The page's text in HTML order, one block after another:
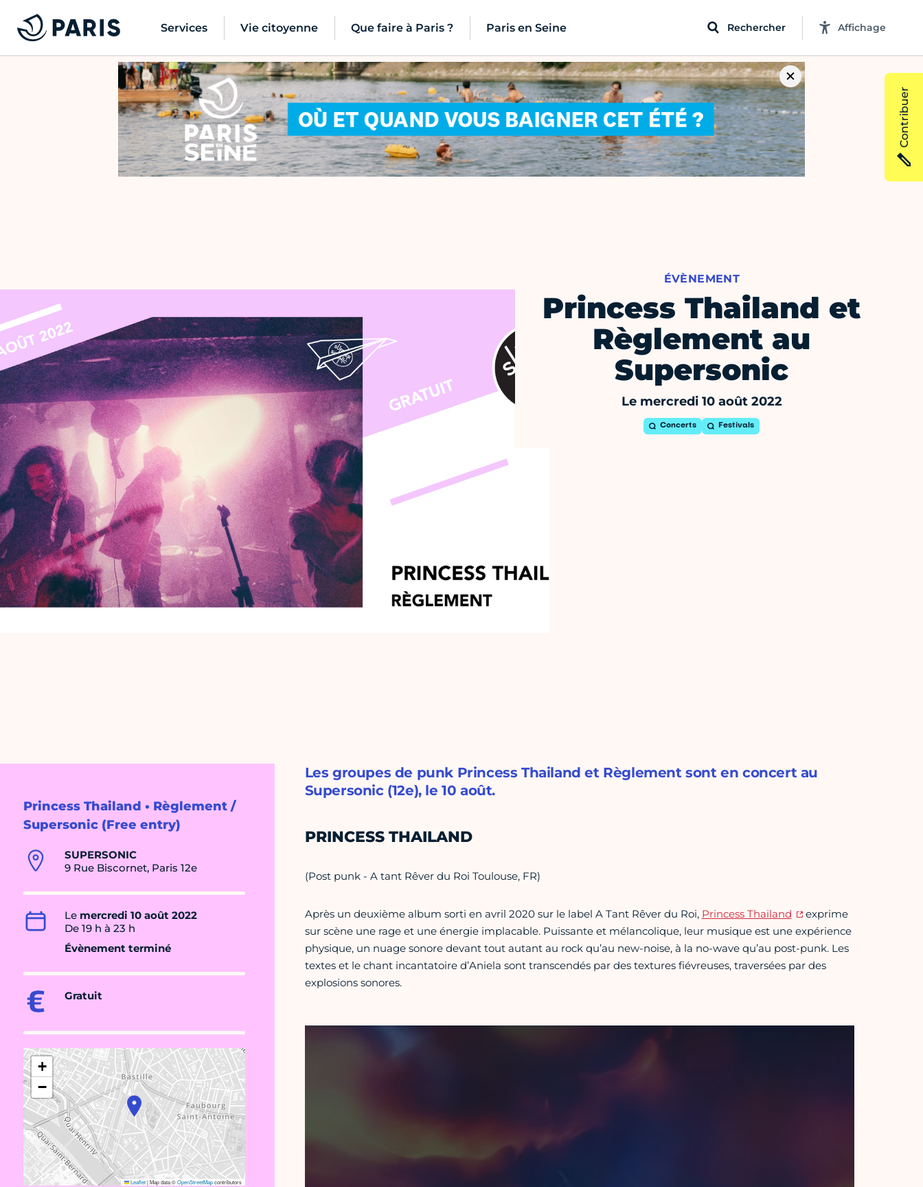
Services Vie citoyenne Que faire à Paris ? Paris en Seine Rechercher Affichage
ÉVÈNEMENT
Princess Thailand et
Règlement au
Supersonic
Le mercredi 10 août 2022
Concerts Festivals
Princess Thailand • Règlement /
Supersonic (Free entry)
SUPERSONIC
9 Rue Biscornet, Paris 12e
Le mercredi 10 août 2022
De 19 h à 23 h
Évènement terminé
Gratuit
+
−
Leaflet|Map data ©OpenStreetMapcontributors
Les groupes de punk Princess Thailand et Règlement sont en concert au
Supersonic (12e), le 10 août.
PRINCESS THAILAND
(Post punk - A tant Rêver du Roi Toulouse, FR)
Après un deuxième album sorti en avril 2020 sur le label A Tant Rêver du Roi, Princess Thailand
exprime
sur scène une rage et une énergie implacable. Puissante et mélancolique, leur musique est une expérience
physique, un nuage sonore devant tout autant au rock qu’au new-noise, à la no-wave qu’au post-punk. Les
textes et le chant incantatoire d’Aniela sont transcendés par des textures fiévreuses, traversées par des
explosions sonores.
Contribuer